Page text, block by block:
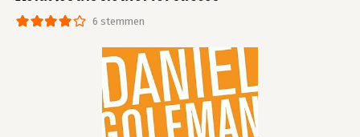
6 stemmen